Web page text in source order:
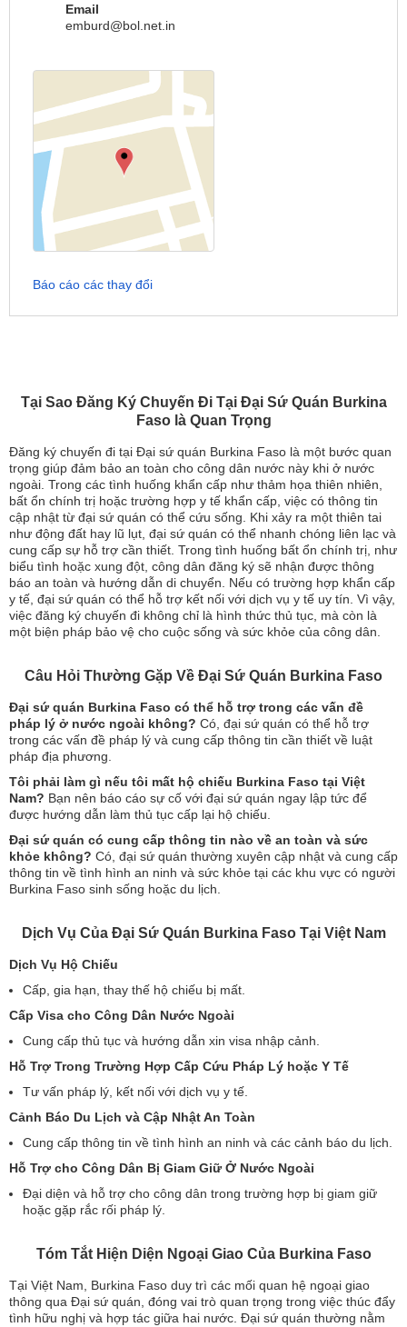
Tại Sao Đăng Ký Chuyến Đi Tại Đại Sứ Quán Burkina
Faso là Quan Trọng
Đăng ký chuyến đi tại Đại sứ quán Burkina Faso là một bước quan
trọng giúp đảm bảo an toàn cho công dân nước này khi ở nước
ngoài. Trong các tình huống khẩn cấp như thảm họa thiên nhiên,
bất ổn chính trị hoặc trường hợp y tế khẩn cấp, việc có thông tin
cập nhật từ đại sứ quán có thể cứu sống. Khi xảy ra một thiên tai
như động đất hay lũ lụt, đại sứ quán có thể nhanh chóng liên lạc và
cung cấp sự hỗ trợ cần thiết. Trong tình huống bất ổn chính trị, như
biểu tình hoặc xung đột, công dân đăng ký sẽ nhận được thông
báo an toàn và hướng dẫn di chuyển. Nếu có trường hợp khẩn cấp
y tế, đại sứ quán có thể hỗ trợ kết nối với dịch vụ y tế uy tín. Vì vậy,
việc đăng ký chuyến đi không chỉ là hình thức thủ tục, mà còn là
một biện pháp bảo vệ cho cuộc sống và sức khỏe của công dân.
Câu Hỏi Thường Gặp Về Đại Sứ Quán Burkina Faso
Đại sứ quán Burkina Faso có thể hỗ trợ trong các vấn đề
pháp lý ở nước ngoài không? Có, đại sứ quán có thể hỗ trợ
trong các vấn đề pháp lý và cung cấp thông tin cần thiết về luật
pháp địa phương.
Tôi phải làm gì nếu tôi mất hộ chiếu Burkina Faso tại Việt
Nam? Bạn nên báo cáo sự cố với đại sứ quán ngay lập tức để
được hướng dẫn làm thủ tục cấp lại hộ chiếu.
Đại sứ quán có cung cấp thông tin nào về an toàn và sức
khỏe không? Có, đại sứ quán thường xuyên cập nhật và cung cấp
thông tin về tình hình an ninh và sức khỏe tại các khu vực có người
Burkina Faso sinh sống hoặc du lịch.
Dịch Vụ Của Đại Sứ Quán Burkina Faso Tại Việt Nam
Dịch Vụ Hộ Chiếu
Cấp, gia hạn, thay thế hộ chiếu bị mất.
Cấp Visa cho Công Dân Nước Ngoài
Cung cấp thủ tục và hướng dẫn xin visa nhập cảnh.
Hỗ Trợ Trong Trường Hợp Cấp Cứu Pháp Lý hoặc Y Tế
Tư vấn pháp lý, kết nối với dịch vụ y tế.
Cảnh Báo Du Lịch và Cập Nhật An Toàn
Cung cấp thông tin về tình hình an ninh và các cảnh báo du lịch.
Hỗ Trợ cho Công Dân Bị Giam Giữ Ở Nước Ngoài
Đại diện và hỗ trợ cho công dân trong trường hợp bị giam giữ
hoặc gặp rắc rối pháp lý.
Tóm Tắt Hiện Diện Ngoại Giao Của Burkina Faso
Tại Việt Nam, Burkina Faso duy trì các mối quan hệ ngoại giao
thông qua Đại sứ quán, đóng vai trò quan trọng trong việc thúc đẩy
tình hữu nghị và hợp tác giữa hai nước. Đại sứ quán thường nằm
Email
emburd@bol.net.in
Báo cáo các thay đổi